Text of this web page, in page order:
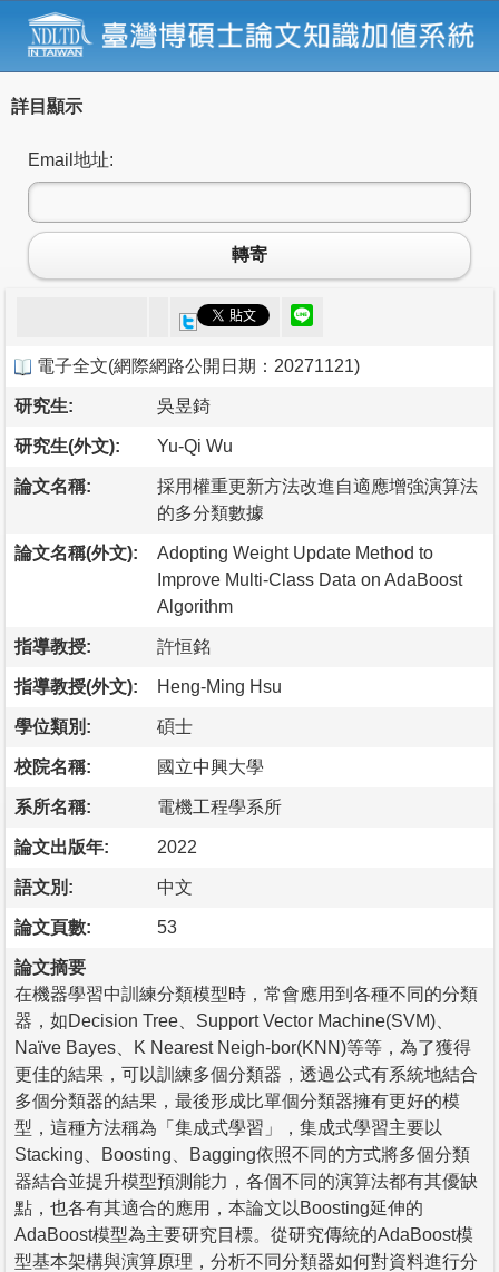
詳目顯示
Email地址:
轉寄
電子全文(網際網路公開日期：20271121)
研究生: 吳昱錡
研究生(外文): Yu-Qi Wu
論文名稱:
採用權重更新方法改進自適應增強演算法
的多分類數據
論文名稱(外文):
Adopting Weight Update Method to
Improve Multi-Class Data on AdaBoost
Algorithm
指導教授: 許恒銘
指導教授(外文): Heng-Ming Hsu
學位類別: 碩士
校院名稱: 國立中興大學
系所名稱: 電機工程學系所
論文出版年: 2022
語文別: 中文
論文頁數: 53
論文摘要
在機器學習中訓練分類模型時，常會應用到各種不同的分類
器，如Decision Tree、Support Vector Machine(SVM)、
Naïve Bayes、K Nearest Neigh-bor(KNN)等等，為了獲得
更佳的結果，可以訓練多個分類器，透過公式有系統地結合
多個分類器的結果，最後形成比單個分類器擁有更好的模
型，這種方法稱為「集成式學習」，集成式學習主要以
Stacking、Boosting、Bagging依照不同的方式將多個分類
器結合並提升模型預測能力，各個不同的演算法都有其優缺
點，也各有其適合的應用，本論文以Boosting延伸的
AdaBoost模型為主要研究目標。從研究傳統的AdaBoost模
型基本架構與演算原理，分析不同分類器如何對資料進行分